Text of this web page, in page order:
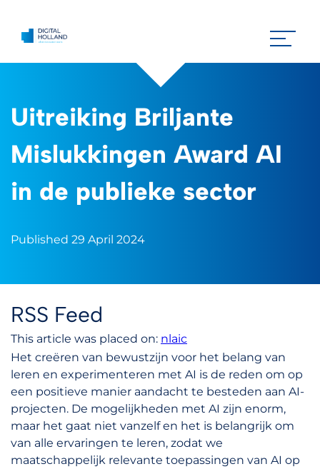
Uitreiking Briljante
Mislukkingen Award AI
in de publieke sector
Published 29 April 2024
RSS Feed
This article was placed on: nlaic
Het creëren van bewustzijn voor het belang van
leren en experimenteren met AI is de reden om op
een positieve manier aandacht te besteden aan AI-
projecten. De mogelijkheden met AI zijn enorm,
maar het gaat niet vanzelf en het is belangrijk om
van alle ervaringen te leren, zodat we
maatschappelijk relevante toepassingen van AI op